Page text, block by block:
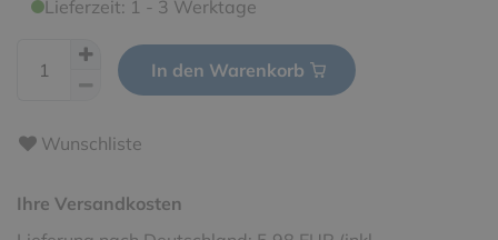
Lieferzeit: 1 - 3 Werktage
In den Warenkorb
Wunschliste
Ihre Versandkosten